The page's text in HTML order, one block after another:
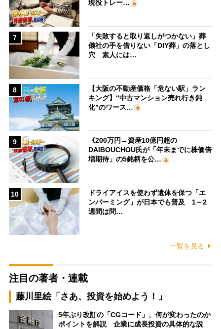
現役トレー…
7
「失敗すると取り返しがつかない」葬
儀社の手を借りない「DIY葬」の落とし
穴 素人には…
8
【大阪の不動産価格「危ない駅」ラン
キング】“中古マンション売れ行き鈍
化”のワース…
9
《200万円→資産10億円超の
DAIBOUCHOU氏が「年末までに株価倍
増期待」の5銘柄を公…
10
ドライアイスを使わず遺体を保つ「エ
ンバーミング」が日本でも普及 1～2
週間は問…
一覧を見る
注目の著者・連載
藤川里絵「さあ、投資を始めよう！」
5年ぶり改訂の「CGコード」、何が変わったのか
ポイントを解説 企業に成長投資の具体的な説